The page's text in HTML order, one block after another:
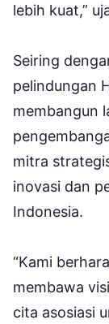
lebih kuat,”
Seiring
pelindungan
membangun
mitra
inovasi dan
Indonesia.
“Kami
membawa
cita asosiasi